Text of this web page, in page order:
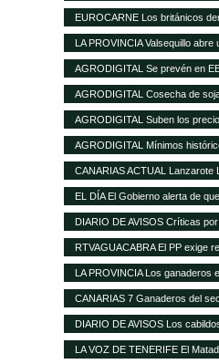
terneros
EUROCARNE Los británicos
transgénicos en la alimentación
LA PROVINCIA Valsequillo
abaratar productos agrícolas
AGRODIGITAL Se prevén en
maíz de los últimos 17 años
AGRODIGITAL Cosecha de
Brasil
AGRODIGITAL Suben los
publicadas por el USDA
AGRODIGITAL Mínimos
ganadería en Holanda
CANARIAS ACTUAL
del Cabildo tramitará las
destinadas al sector agrícola y
EL DÍA El Gobierno alerta de
DIARIO DE AVISOS Críticas
RTVAGUACABRA El PP exige
ante la nefasta gestión del
LA PROVINCIA Los ganaderos
cochinos para sacrificar
CANARIAS 7 Ganaderos del
insular funcione solo al 50%
DIARIO DE AVISOS Los
como elemento característico
LA VOZ DE TENERIFE El